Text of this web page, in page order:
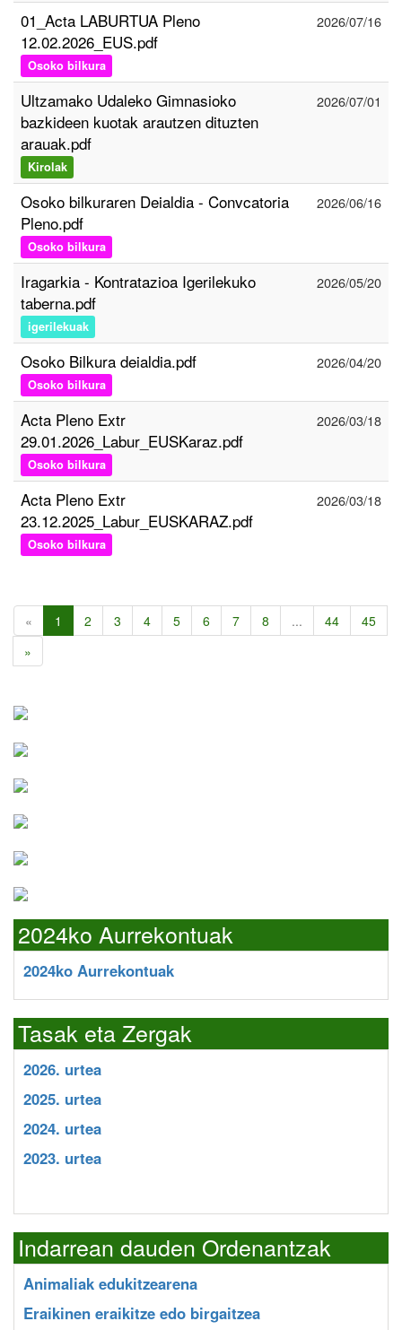
01_Acta LABURTUA Pleno
12.02.2026_EUS.pdf
Osoko bilkura
2026/07/16
Ultzamako Udaleko Gimnasioko
bazkideen kuotak arautzen dituzten
arauak.pdf
Kirolak
2026/07/01
Osoko bilkuraren Deialdia - Convcatoria
Pleno.pdf
Osoko bilkura
2026/06/16
Iragarkia - Kontratazioa Igerilekuko
taberna.pdf
igerilekuak
2026/05/20
Osoko Bilkura deialdia.pdf
Osoko bilkura
2026/04/20
Acta Pleno Extr
29.01.2026_Labur_EUSKaraz.pdf
Osoko bilkura
2026/03/18
Acta Pleno Extr
23.12.2025_Labur_EUSKARAZ.pdf
Osoko bilkura
2026/03/18
« 1 2 3 4 5 6 7 8 ... 44
45
»
2024ko Aurrekontuak
2024ko Aurrekontuak
Tasak eta Zergak
2026. urtea
2025. urtea
2024. urtea
2023. urtea
Indarrean dauden Ordenantzak
Animaliak edukitzearena
Eraikinen eraikitze edo birgaitzea